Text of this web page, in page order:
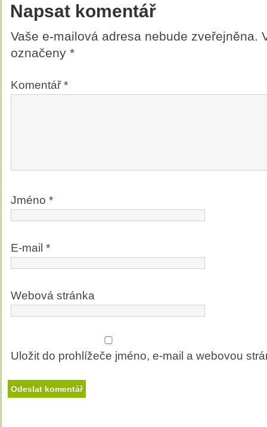
Napsat komentář
Vaše e-mailová adresa nebude zveřejněna.
označeny *
Komentář*
Jméno *
E-mail *
Webová stránka
Uložit do prohlížeče jméno, e-mail a webovou